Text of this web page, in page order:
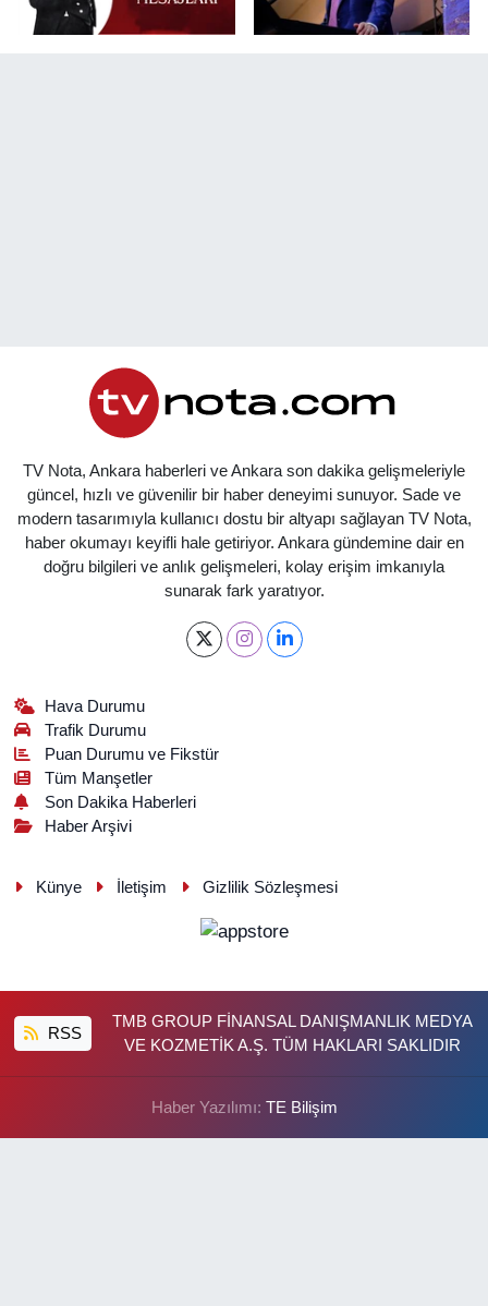
TV Nota, Ankara haberleri ve Ankara son dakika gelişmeleriyle
güncel, hızlı ve güvenilir bir haber deneyimi sunuyor. Sade ve
modern tasarımıyla kullanıcı dostu bir altyapı sağlayan TV Nota,
haber okumayı keyifli hale getiriyor. Ankara gündemine dair en
doğru bilgileri ve anlık gelişmeleri, kolay erişim imkanıyla
sunarak fark yaratıyor.
Hava Durumu
Trafik Durumu
Puan Durumu ve Fikstür
Tüm Manşetler
Son Dakika Haberleri
Haber Arşivi
Künye İletişim Gizlilik Sözleşmesi
RSS
TMB GROUP FİNANSAL DANIŞMANLIK MEDYA
VE KOZMETİK A.Ş. TÜM HAKLARI SAKLIDIR
Haber Yazılımı: TE Bilişim